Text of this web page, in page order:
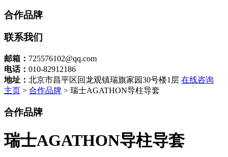
合作品牌
联系我们
邮箱： 725576102@qq.com
电话： 010-82912186
地址： 北京市昌平区回龙观镇瑞旗家园30号楼1层 在线咨询
主页 > 合作品牌 > 瑞士AGATHON导柱导套
合作品牌
瑞士AGATHON导柱导套